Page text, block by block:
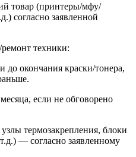
товар (принтеры/мфу/
согласно заявленной
техники:
до окончания краски/тонера,
если не обговорено
термозакрепления, блоки
— согласно заявленному